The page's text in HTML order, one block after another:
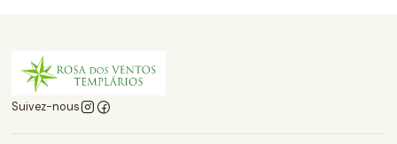
Suivez-nous